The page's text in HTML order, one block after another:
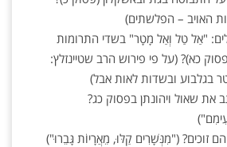
האויב – הפלשתים)
"אַל טַל וְאַל מָטָר" בשדי התרומות
כא)? (על פי פירוש הרב שטיינזלץ:
בגלבוע ובשדות לאות אבל)
את שאול ויהונתן בפסוק כג?
זוכים? ("מִנְּשָׁרִים קַלּוּ, מֵאֲרָיוֹת גָּבֵרוּ")